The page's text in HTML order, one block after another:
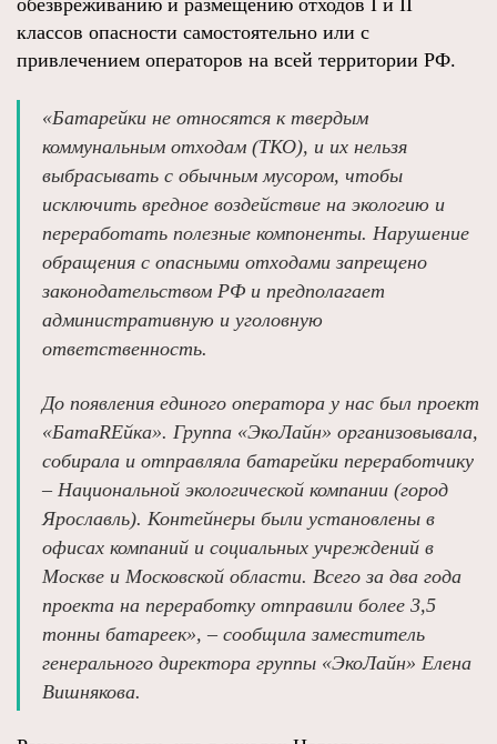
обезвреживанию и размещению отходов I и II
классов опасности самостоятельно или с
привлечением операторов на всей территории РФ.
«Батарейки не относятся к твердым
коммунальным отходам (ТКО), и их нельзя
выбрасывать с обычным мусором, чтобы
исключить вредное воздействие на экологию и
переработать полезные компоненты. Нарушение
обращения с опасными отходами запрещено
законодательством РФ и предполагает
административную и уголовную
ответственность.
До появления единого оператора у нас был проект
«БатаREйка». Группа «ЭкоЛайн» организовывала,
собирала и отправляла батарейки переработчику
– Национальной экологической компании (город
Ярославль). Контейнеры были установлены в
офисах компаний и социальных учреждений в
Москве и Московской области. Всего за два года
проекта на переработку отправили более 3,5
тонны батареек», – сообщила заместитель
генерального директора группы «ЭкоЛайн» Елена
Вишнякова.